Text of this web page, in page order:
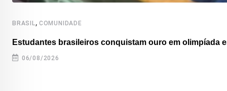
BRASIL, COMUNIDADE
Estudantes brasileiros conquistam ouro em olimpíada
06/08/2026